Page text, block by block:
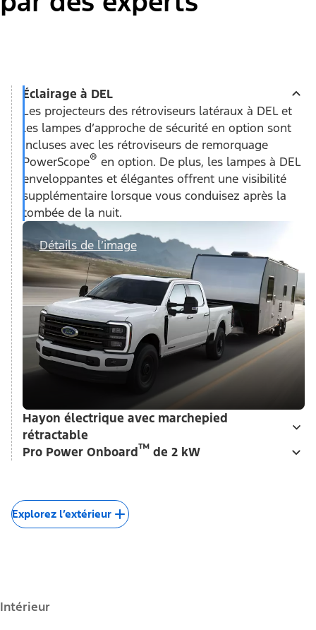
Éclairage à DEL
Les projecteurs des rétroviseurs latéraux à DEL et
les lampes d’approche de sécurité en option sont
incluses avec les rétroviseurs de remorquage
PowerScope® en option. De plus, les lampes à DEL
enveloppantes et élégantes offrent une visibilité
supplémentaire lorsque vous conduisez après la
tombée de la nuit.
Détails de l’image
Hayon électrique avec marchepied
rétractable
Pro Power Onboard™ de 2 kW
Explorez l’extérieur
Intérieur